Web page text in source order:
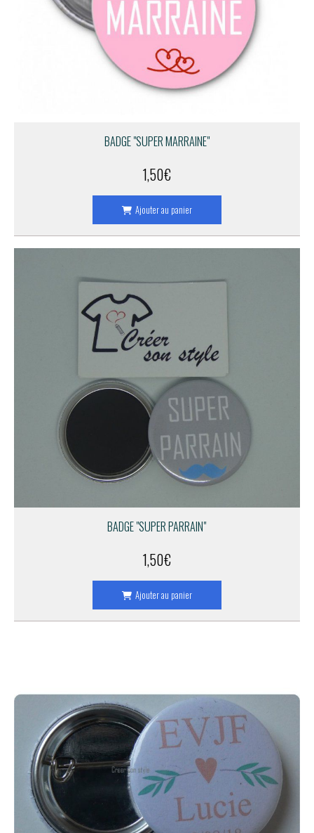
BADGE "SUPER MARRAINE"
1,50€
Ajouter au panier
BADGE "SUPER PARRAIN"
1,50€
Ajouter au panier